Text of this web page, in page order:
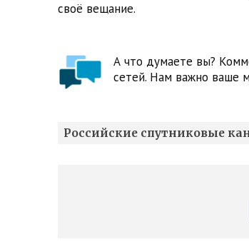
своё вещание.
А что думаете вы?
сетей. Нам важно ваше
Российские спутниковые